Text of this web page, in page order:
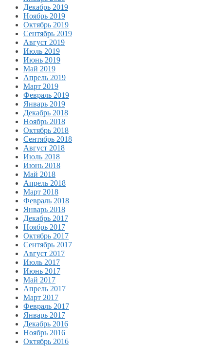
Декабрь 2019
Ноябрь 2019
Октябрь 2019
Сентябрь 2019
Август 2019
Июль 2019
Июнь 2019
Май 2019
Апрель 2019
Март 2019
Февраль 2019
Январь 2019
Декабрь 2018
Ноябрь 2018
Октябрь 2018
Сентябрь 2018
Август 2018
Июль 2018
Июнь 2018
Май 2018
Апрель 2018
Март 2018
Февраль 2018
Январь 2018
Декабрь 2017
Ноябрь 2017
Октябрь 2017
Сентябрь 2017
Август 2017
Июль 2017
Июнь 2017
Май 2017
Апрель 2017
Март 2017
Февраль 2017
Январь 2017
Декабрь 2016
Ноябрь 2016
Октябрь 2016